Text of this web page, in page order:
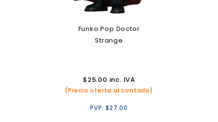
Funko Pop Doctor
Strange
$25.00 inc. IVA
(Precio oferta al contado)
PVP:$27.00